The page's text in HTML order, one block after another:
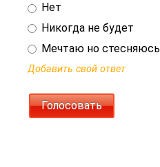
Нет
Никогда не будет
Мечтаю но стесняюсь
Добавить свой ответ